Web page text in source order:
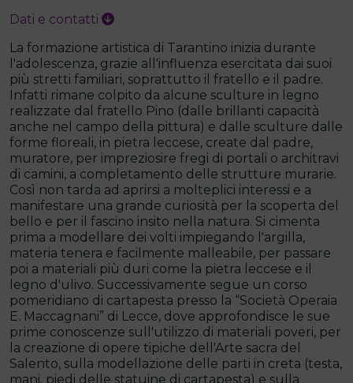
Dati e contatti
La formazione artistica di Tarantino inizia durante
l'adolescenza, grazie all'influenza esercitata dai suoi
più stretti familiari, soprattutto il fratello e il padre.
Infatti rimane colpito da alcune sculture in legno
realizzate dal fratello Pino (dalle brillanti capacità
anche nel campo della pittura) e dalle sculture dalle
forme floreali, in pietra leccese, create dal padre,
muratore, per impreziosire fregi di portali o architravi
di camini, a completamento delle strutture murarie.
Così non tarda ad aprirsi a molteplici interessi e a
manifestare una grande curiosità per la scoperta del
bello e per il fascino insito nella natura. Si cimenta
prima a modellare dei volti impiegando l'argilla,
materia tenera e facilmente malleabile, per passare
poi a materiali più duri come la pietra leccese e il
legno d'ulivo. Successivamente segue un corso
pomeridiano di cartapesta presso la “Società Operaia
E. Maccagnani” di Lecce, dove approfondisce le sue
prime conoscenze sull'utilizzo di materiali poveri, per
la creazione di opere tipiche dell'Arte sacra del
Salento, sulla modellazione delle parti in creta (testa,
mani, piedi delle statuine di cartapesta) e sulla